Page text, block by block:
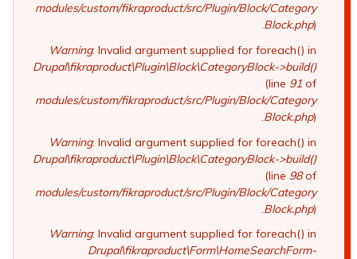
modules/custom/fikraproduct/src/Plugin/Block/Category
Block.php
Warning: Invalid argument supplied for foreach() in
Drupal\fikraproduct\Plugin\Block\CategoryBlock->build()
(line91of
modules/custom/fikraproduct/src/Plugin/Block/Category
Block.php
Warning: Invalid argument supplied for foreach() in
Drupal\fikraproduct\Plugin\Block\CategoryBlock->build()
(line98of
modules/custom/fikraproduct/src/Plugin/Block/Category
Block.php
Warning: Invalid argument supplied for foreach() in
Drupal\fikraproduct\Form\HomeSearchForm-